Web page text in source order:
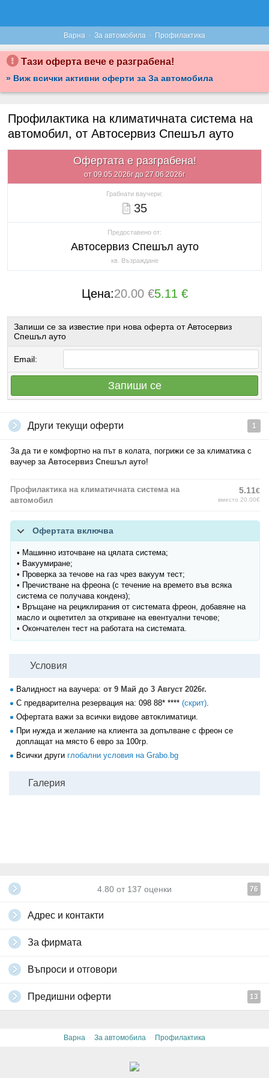
Варна · За автомобила · Профилактика
Тази оферта вече е разграбена!
» Виж всички активни оферти за За автомобила
Профилактика на климатичната система на
автомобил, от Автосервиз Спешъл ауто
Офертата е разграбена!
от 09.05.2026г до 27.06.2026г
Грабнати ваучери:
35
Предоставено от:
Автосервиз Спешъл ауто
кв. Възраждане
Цена:20.00 €5.11 €
Запиши се за известие при нова оферта от Автосервиз
Спешъл ауто
Email:
Запиши се
Други текущи оферти 1
За да ти е комфортно на път в колата, погрижи се за климатика с
ваучер за Автосервиз Спешъл ауто!
Профилактика на климатичната система на
автомобил
5.11€
вместо 20.00€
Офертата включва
• Машинно източване на цялата система;
• Вакуумиране;
• Проверка за течове на газ чрез вакуум тест;
• Пречистване на фреона (с течение на времето във всяка
система се получава конденз);
• Връщане на рециклирания от системата фреон, добавяне на
масло и оцветител за откриване на евентуални течове;
• Окончателен тест на работата на системата.
Условия
Валидност на ваучера: от 9 Май до 3 Август 2026г.
С предварителна резервация на: 098 88* **** (скрит).
Офертата важи за всички видове автоклиматици.
При нужда и желание на клиента за допълване с фреон се
доплащат на място 6 евро за 100гр.
Всички други глобални условия на Grabo.bg
Галерия
4.80 от 137 оценки 76
Адрес и контакти
За фирмата
Въпроси и отговори
Предишни оферти 13
Варна · За автомобила · Профилактика